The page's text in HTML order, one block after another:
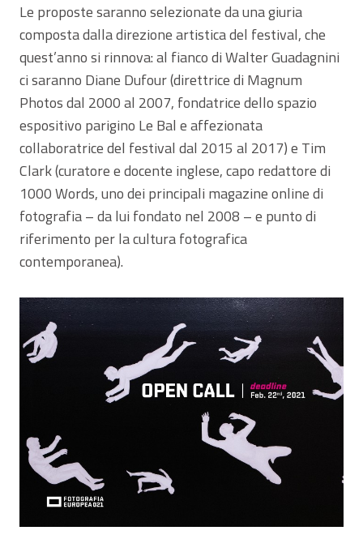
Le proposte saranno selezionate da una giuria
composta dalla direzione artistica del festival, che
quest’anno si rinnova: al fianco di Walter Guadagnini
ci saranno Diane Dufour (direttrice di Magnum
Photos dal 2000 al 2007, fondatrice dello spazio
espositivo parigino Le Bal e affezionata
collaboratrice del festival dal 2015 al 2017) e Tim
Clark (curatore e docente inglese, capo redattore di
1000 Words, uno dei principali magazine online di
fotografia – da lui fondato nel 2008 – e punto di
riferimento per la cultura fotografica
contemporanea).